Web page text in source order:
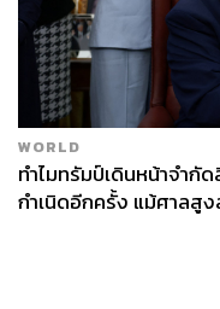
WORLD
ทำไมทรัมป์เดินหน้าจำกั
กำเนิดอีกครั้ง แม้ศาลสู